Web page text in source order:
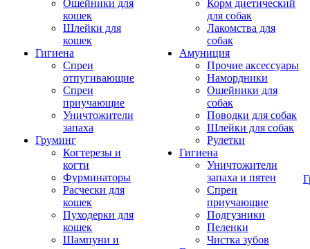
Ошейники для
кошек
Шлейки для
кошек
Гигиена
Спреи
отпугивающие
Спреи
приучающие
Уничтожители
запаха
Груминг
Когтерезы и
когти
Фурминаторы
Расчески для
кошек
Пуходерки для
кошек
Шампуни и
Корм диетический
для собак
Лакомства для
собак
Амуниция
Прочие аксессуары
Намордники
Ошейники для
собак
Поводки для собак
Шлейки для собак
Рулетки
Гигиена
Уничтожители
запаха и пятен
Спреи
приучающие
Подгузники
Пеленки
Чистка зубов